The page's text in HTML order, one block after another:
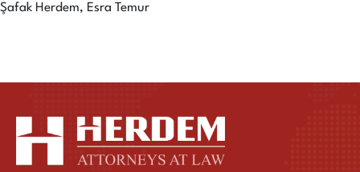
Şafak Herdem, Esra Temur